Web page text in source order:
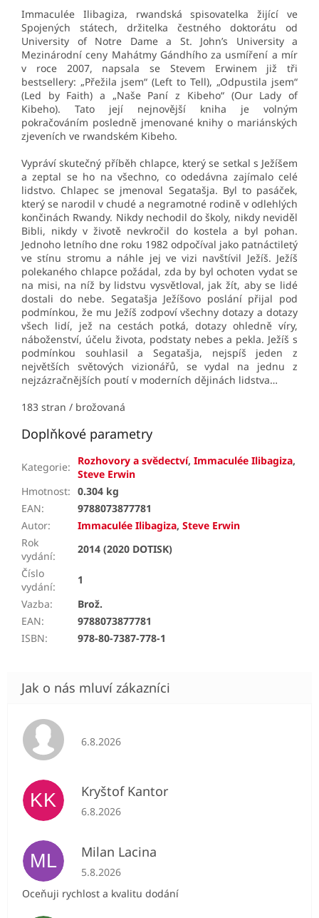
Immaculée Ilibagiza, rwandská spisovatelka žijící ve
Spojených státech, držitelka čestného doktorátu od
University of Notre Dame a St. John’s University a
Mezinárodní ceny Mahátmy Gándhího za usmíření a mír
v roce 2007, napsala se Stevem Erwinem již tři
bestsellery: „Přežila jsem“ (Left to Tell), „Odpustila jsem“
(Led by Faith) a „Naše Paní z Kibeho“ (Our Lady of
Kibeho). Tato její nejnovější kniha je volným
pokračováním posledně jmenované knihy o mariánských
zjeveních ve rwandském Kibeho.
Vypráví skutečný příběh chlapce, který se setkal s Ježíšem
a zeptal se ho na všechno, co odedávna zajímalo celé
lidstvo. Chlapec se jmenoval Segatašja. Byl to pasáček,
který se narodil v chudé a negramotné rodině v odlehlých
končinách Rwandy. Nikdy nechodil do školy, nikdy neviděl
Bibli, nikdy v životě nevkročil do kostela a byl pohan.
Jednoho letního dne roku 1982 odpočíval jako patnáctiletý
ve stínu stromu a náhle jej ve vizi navštívil Ježíš. Ježíš
polekaného chlapce požádal, zda by byl ochoten vydat se
na misi, na níž by lidstvu vysvětloval, jak žít, aby se lidé
dostali do nebe. Segatašja Ježíšovo poslání přijal pod
podmínkou, že mu Ježíš zodpoví všechny dotazy a dotazy
všech lidí, jež na cestách potká, dotazy ohledně víry,
náboženství, účelu života, podstaty nebes a pekla. Ježíš s
podmínkou souhlasil a Segatašja, nejspíš jeden z
největších světových vizionářů, se vydal na jednu z
nejzázračnějších poutí v moderních dějinách lidstva…
183 stran / brožovaná
Doplňkové parametry
Kategorie: Rozhovory a svědectví, Immaculée Ilibagiza,
Steve Erwin
Hmotnost: 0.304 kg
EAN:
9788073877781
Autor: Immaculée Ilibagiza, Steve Erwin
Rok
vydání:
2014 (2020 DOTISK)
Číslo
vydání:
1
Vazba:
Brož.
EAN:
9788073877781
ISBN: 978-80-7387-778-1
Hodnocení obchodu je 5 z 5 hvězdiček.
6.8.2026
KK Kryštof Kantor
Hodnocení obchodu je 5 z 5 hvězdiček.
6.8.2026
ML Milan Lacina
Hodnocení obchodu je 5 z 5 hvězdiček.
5.8.2026
Oceňuji rychlost a kvalitu dodání